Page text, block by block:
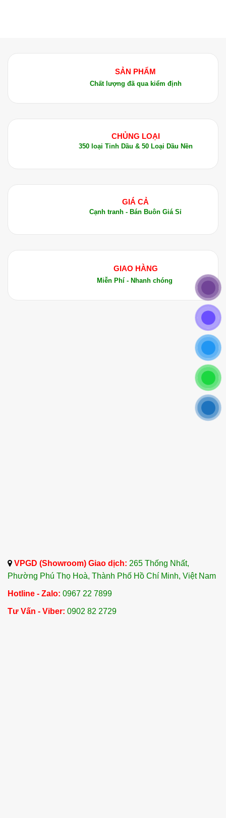
SẢN PHẨM
Chất lượng đã qua kiểm định
CHỦNG LOẠI
350 loại Tinh Dầu & 50 Loại Dầu Nền
GIÁ CẢ
Cạnh tranh - Bán Buôn Giá Sỉ
GIAO HÀNG
Miễn Phí - Nhanh chóng
VPGD (Showroom) Giao dịch: 265 Thống Nhất,
Phường Phú Thọ Hoà, Thành Phố Hồ Chí Minh, Việt Nam
Hotline - Zalo: 0967 22 7899
Tư Vấn - Viber: 0902 82 2729